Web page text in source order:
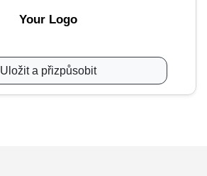
Your Logo
Uložit a přizpůsobit